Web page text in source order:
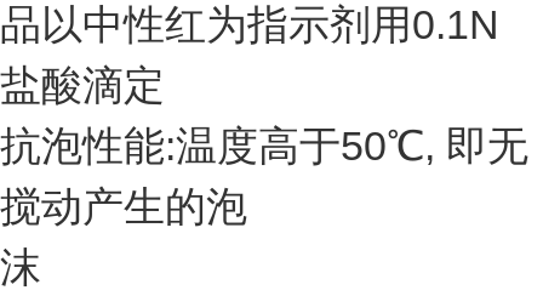
品以中性红为指示剂用0.1N
盐酸滴定
抗泡性能:温度高于50℃, 即无
搅动产生的泡
沫